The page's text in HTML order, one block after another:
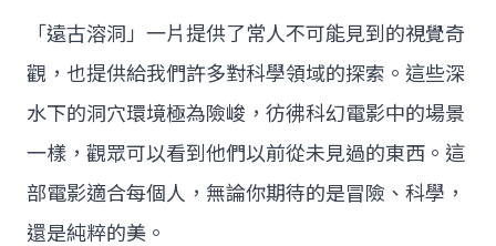
「遠古溶洞」一片提供了常人不可能見到的視覺奇
觀，也提供給我們許多對科學領域的探索。這些深
水下的洞穴環境極為險峻，彷彿科幻電影中的場景
一樣，觀眾可以看到他們以前從未見過的東西。這
部電影適合每個人，無論你期待的是冒險、科學，
還是純粹的美。